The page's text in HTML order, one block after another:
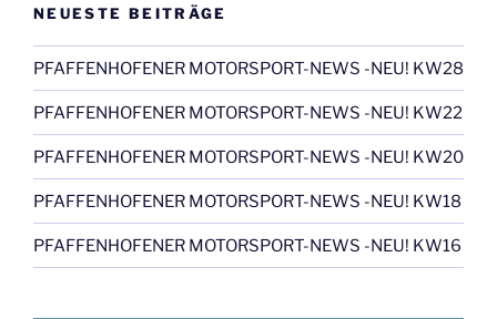
NEUESTE BEITRÄGE
PFAFFENHOFENER MOTORSPORT-NEWS -NEU! KW28
PFAFFENHOFENER MOTORSPORT-NEWS -NEU! KW22
PFAFFENHOFENER MOTORSPORT-NEWS -NEU! KW20
PFAFFENHOFENER MOTORSPORT-NEWS -NEU! KW18
PFAFFENHOFENER MOTORSPORT-NEWS -NEU! KW16